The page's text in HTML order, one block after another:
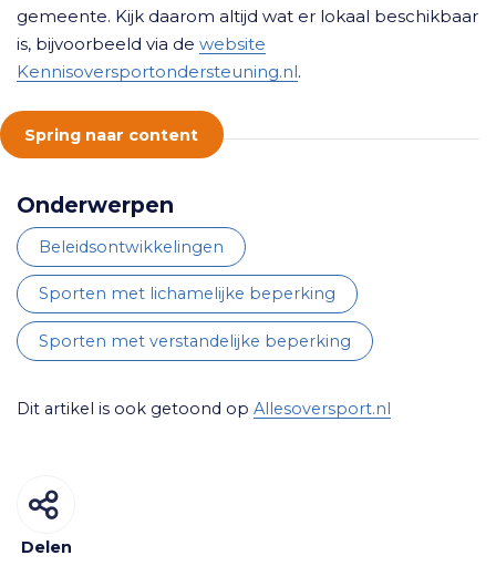
Spring naar content
gemeente. Kijk daarom altijd wat er lokaal beschikbaar
is, bijvoorbeeld via de website
Kennisoversportondersteuning.nl.
Onderwerpen
beleidsontwikkelingen
sporten met lichamelijke beperking
sporten met verstandelijke beperking
Dit artikel is ook getoond op Allesoversport.nl
Delen